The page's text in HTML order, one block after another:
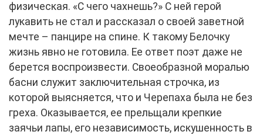
физическая. «С чего чахнешь?» С ней герой
лукавить не стал и рассказал о своей заветной
мечте – панцире на спине. К такому Белочку
жизнь явно не готовила. Ее ответ поэт даже не
берется воспроизвести. Своеобразной моралью
басни служит заключительная строчка, из
которой выясняется, что и Черепаха была не без
греха. Оказывается, ее прельщали крепкие
заячьи лапы, его независимость, искушенность в